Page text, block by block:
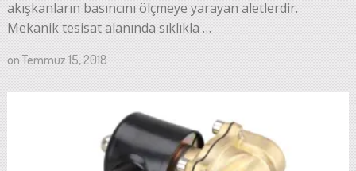
akışkanların basıncını ölçmeye yarayan aletlerdir.
Mekanik tesisat alanında sıklıkla …
on Temmuz 15, 2018